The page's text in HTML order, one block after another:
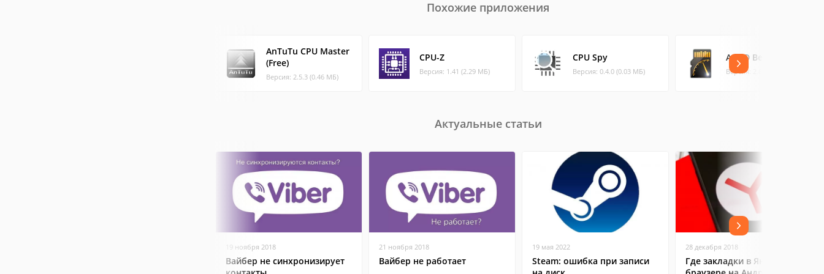
Похожие приложения
AnTuTu CPU Master
(Free)
Версия: 2.5.3 (0.46 МБ)
CPU-Z
Версия: 1.41 (2.29 МБ)
CPU Spy
Версия: 0.4.0 (0.03 МБ)
A1 SD Bench
Версия: 2.6.4 (1.55 МБ)
Актуальные статьи
19 ноября 2018
Вайбер не синхронизирует
21 ноября 2018
Вайбер не работает
19 мая 2022
Steam: ошибка при записи
28 декабря 2018
Где закладки в Яндекс